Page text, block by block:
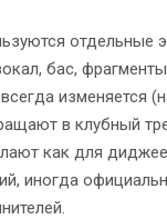
отдельные
бас,
изменяется
в клубный
как для
иногда